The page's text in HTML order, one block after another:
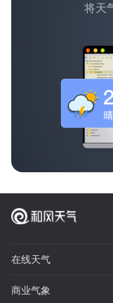
将天
在线天气
商业气象